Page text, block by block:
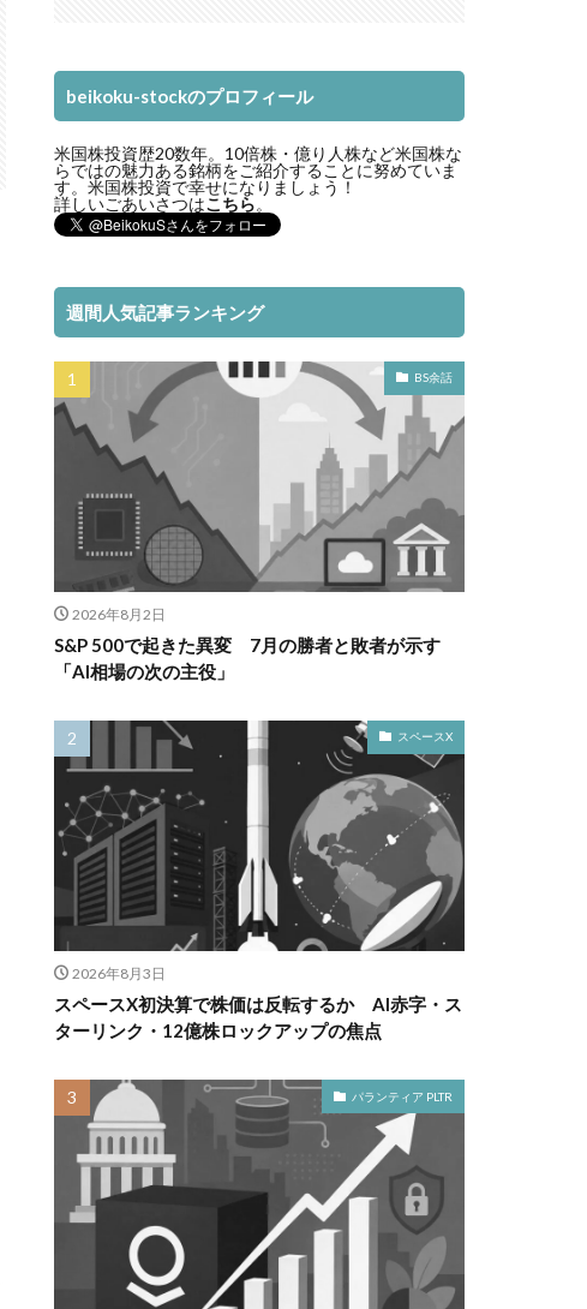
beikoku-stockのプロフィール
米国株投資歴20数年。10倍株・億り人株など米国株な
らではの魅力ある銘柄をご紹介することに努めていま
す。米国株投資で幸せになりましょう！
詳しいごあいさつはこちら。
週間人気記事ランキング
BS余話
2026年8月2日
S&P 500で起きた異変 7月の勝者と敗者が示す
「AI相場の次の主役」
スペースX
2026年8月3日
スペースX初決算で株価は反転するか AI赤字・ス
ターリンク・12億株ロックアップの焦点
パランティア PLTR